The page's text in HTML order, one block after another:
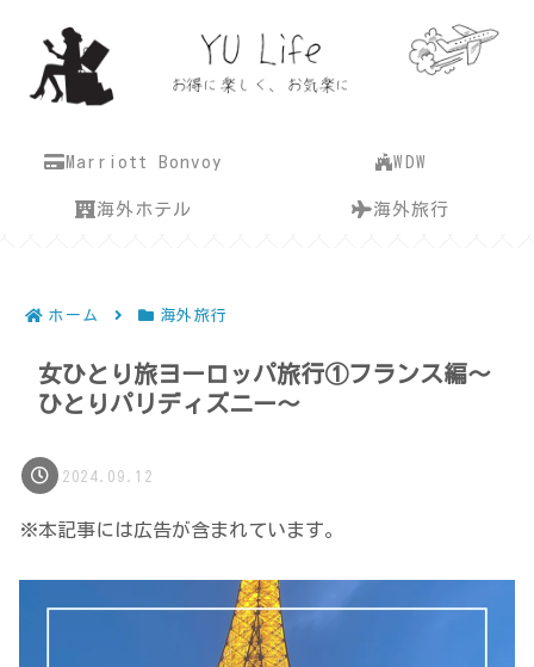
Marriott Bonvoy WDW
海外ホテル 海外旅行
ホーム 海外旅行
女ひとり旅ヨーロッパ旅行①フランス編〜
ひとりパリディズニー〜
2024.09.12
※本記事には広告が含まれています。